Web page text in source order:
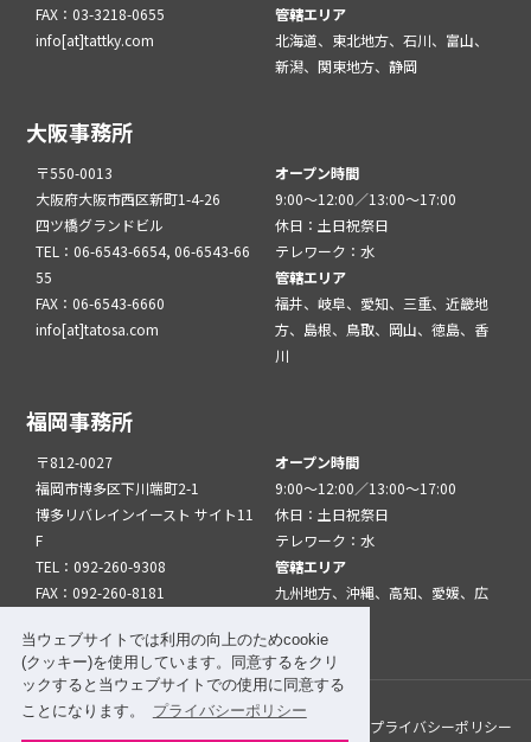
当ウェブサイトでは利用の向上のためcookie
(クッキー)を使用しています。同意するをクリ
ックすると当ウェブサイトでの使用に同意する
ことになります。
プライバシーポリシー
FAX：03-3218-0655
info[at]tattky.com
管轄エリア
北海道、東北地方、石川、富山、
新潟、関東地方、静岡
大阪事務所
〒550-0013
大阪府大阪市西区新町1-4-26
四ツ橋グランドビル
TEL：06-6543-6654, 06-6543-66
55
FAX：06-6543-6660
info[at]tatosa.com
オープン時間
9:00～12:00／13:00～17:00
休日：土日祝祭日
テレワーク：水
管轄エリア
福井、岐阜、愛知、三重、近畿地
方、島根、鳥取、岡山、徳島、香
川
福岡事務所
〒812-0027
福岡市博多区下川端町2-1
博多リバレインイースト サイト11
F
TEL：092-260-9308
FAX：092-260-8181
オープン時間
9:00～12:00／13:00～17:00
休日：土日祝祭日
テレワーク：水
管轄エリア
九州地方、沖縄、高知、愛媛、広
このサイトについて プライバシーポリシー